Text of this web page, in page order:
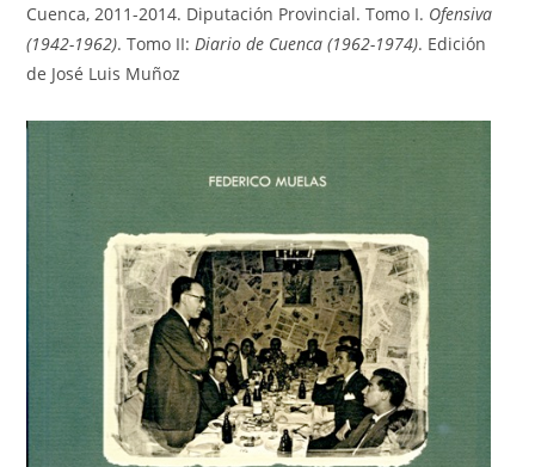
Cuenca, 2011-2014. Diputación Provincial. Tomo I. Ofensiva
(1942-1962). Tomo II:Diario de Cuenca (1962-1974). Edición
de José Luis Muñoz